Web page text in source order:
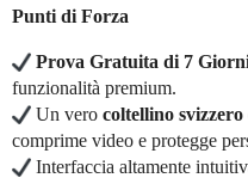
Punti di Forza
Prova Gratuita di 7
funzionalità premium.
Un vero coltellino svizzero
comprime video e protegge
Interfaccia altamente